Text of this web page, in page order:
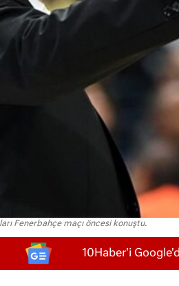
Fenerbahçe maçı öncesi konuştu.
10Haber'i